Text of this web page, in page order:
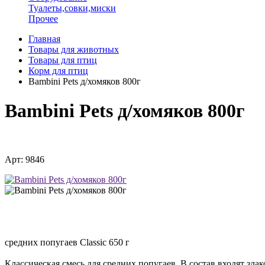
Туалеты,совки,миски
Прочее
Главная
Товары для животных
Товары для птиц
Корм для птиц
Bambini Pets д/хомяков 800г
Bambini Pets д/хомяков 800г
Арт: 9846
средних попугаев Classic 650 г